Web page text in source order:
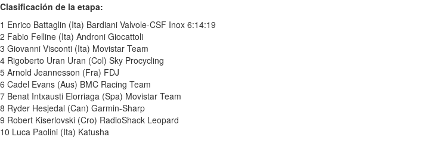
Clasificación de la etapa:
1 Enrico Battaglin (Ita) Bardiani Valvole-CSF Inox 6:14:19
2 Fabio Felline (Ita) Androni Giocattoli
3 Giovanni Visconti (Ita) Movistar Team
4 Rigoberto Uran Uran (Col) Sky Procycling
5 Arnold Jeannesson (Fra) FDJ
6 Cadel Evans (Aus) BMC Racing Team
7 Benat Intxausti Elorriaga (Spa) Movistar Team
8 Ryder Hesjedal (Can) Garmin-Sharp
9 Robert Kiserlovski (Cro) RadioShack Leopard
10 Luca Paolini (Ita) Katusha